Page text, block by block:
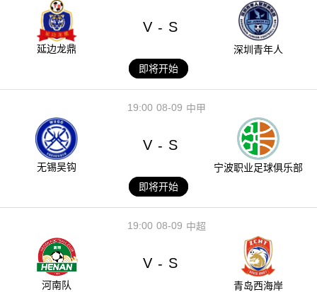
延边龙鼎
V - S
深圳青年人
即将开始
08-09
19:00 中甲
无锡吴钩
V - S
宁波职业足球俱乐部
即将开始
08-09
19:00 中超
河南队
V - S
青岛西海岸